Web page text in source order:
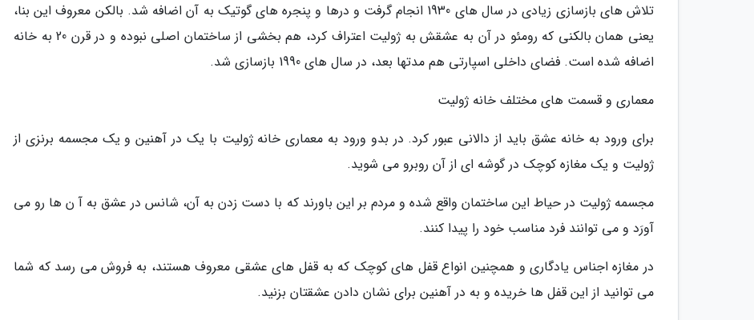
تلاش های بازسازی زیادی در سال های 1930 انجام گرفت و درها و پنجره های گوتیک به آن اضافه شد. بالکن معروف این بنا،
یعنی همان بالکنی که رومئو در آن به عشقش به ژولیت اعتراف کرد، هم بخشی از ساختمان اصلی نبوده و در قرن 20 به خانه
اضافه شده است. فضای داخلی اسپارتی هم مدتها بعد، در سال های 1990 بازسازی شد.
معماری و قسمت های مختلف خانه ژولیت
برای ورود به خانه عشق باید از دالانی عبور کرد. در بدو ورود به معماری خانه ژولیت با یک در آهنین و یک مجسمه برنزی از
ژولیت و یک مغازه کوچک در گوشه ای از آن روبرو می شوید.
مجسمه ژولیت در حیاط این ساختمان واقع شده و مردم بر این باورند که با دست زدن به آن، شانس در عشق به آ ن ها رو می
آورَد و می توانند فرد مناسب خود را پیدا کنند.
در مغازه اجناس یادگاری و همچنین انواع قفل های کوچک که به قفل های عشقی معروف هستند، به فروش می رسد که شما
می توانید از این قفل ها خریده و به در آهنین برای نشان دادن عشقتان بزنید.